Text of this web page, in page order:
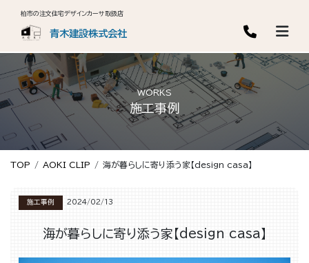
柏市の注文住宅デザインカーサ取扱店
青木建設株式会社
WORKS
施工事例
TOP AOKI CLIP 海が暮らしに寄り添う家【design casa】
施工事例 2024/02/13
海が暮らしに寄り添う家【design casa】